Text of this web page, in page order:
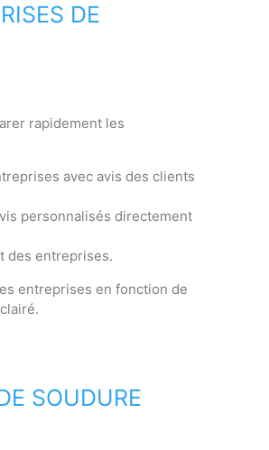
DE
rapidement les
avec avis des clients
personnalisés directement
des entreprises.
entreprises en fonction de
SOUDURE